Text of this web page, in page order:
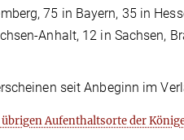
75 in Bayern, 35 in
Anhalt, 12 in Sachsen,
seit Anbeginn im
Aufenthaltsorte der